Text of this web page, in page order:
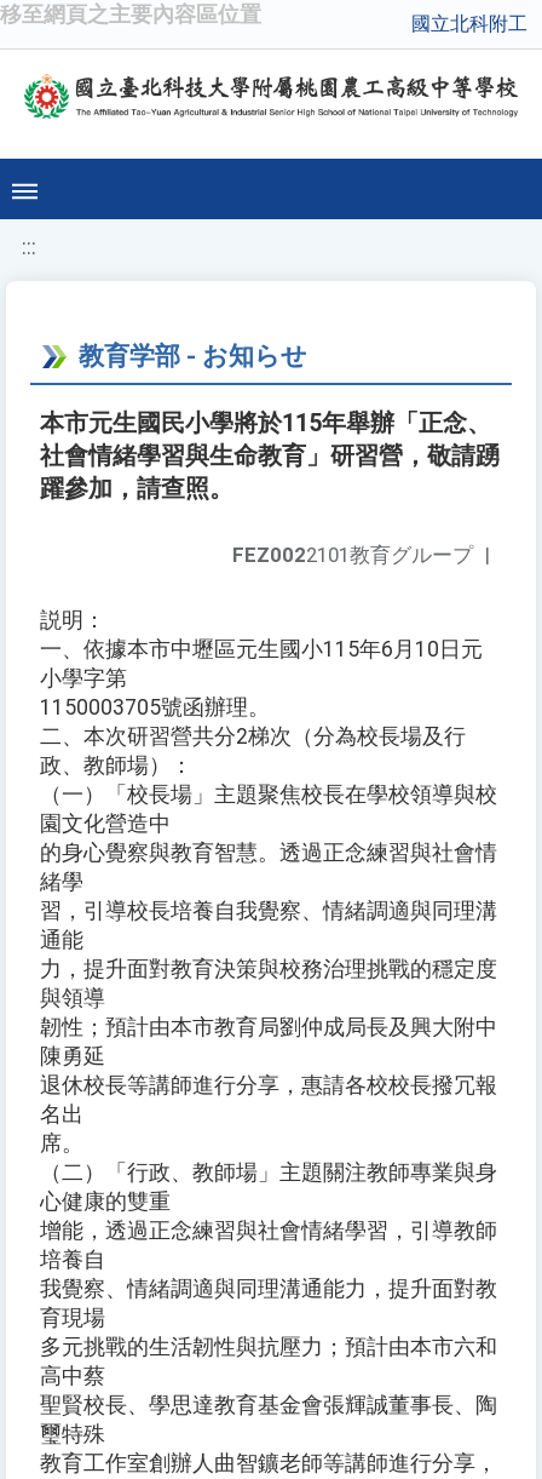
移至網頁之主要內容區位置 國立北科附工
:::
教育学部 - お知らせ
本市元生國民小學將於115年舉辦「正念、
社會情緒學習與生命教育」研習營，敬請踴
躍參加，請查照。
FEZ0022101教育グループ |
説明：
一、依據本市中壢區元生國小115年6月10日元
小學字第
1150003705號函辦理。
二、本次研習營共分2梯次（分為校長場及行
政、教師場）：
（一）「校長場」主題聚焦校長在學校領導與校
園文化營造中
的身心覺察與教育智慧。透過正念練習與社會情
緒學
習，引導校長培養自我覺察、情緒調適與同理溝
通能
力，提升面對教育決策與校務治理挑戰的穩定度
與領導
韌性；預計由本市教育局劉仲成局長及興大附中
陳勇延
退休校長等講師進行分享，惠請各校校長撥冗報
名出
席。
（二）「行政、教師場」主題關注教師專業與身
心健康的雙重
增能，透過正念練習與社會情緒學習，引導教師
培養自
我覺察、情緒調適與同理溝通能力，提升面對教
育現場
多元挑戰的生活韌性與抗壓力；預計由本市六和
高中蔡
聖賢校長、學思達教育基金會張輝誠董事長、陶
璽特殊
教育工作室創辦人曲智鑛老師等講師進行分享，